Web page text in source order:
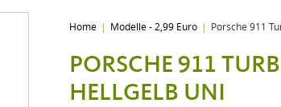
Home Modelle - 2,99 Euro Porsche 911
PORSCHE 911
HELLGELB UNI